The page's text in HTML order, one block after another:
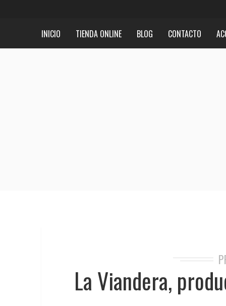
INICIO TIENDA ONLINE BLOG CONTACTO
La Viandera,